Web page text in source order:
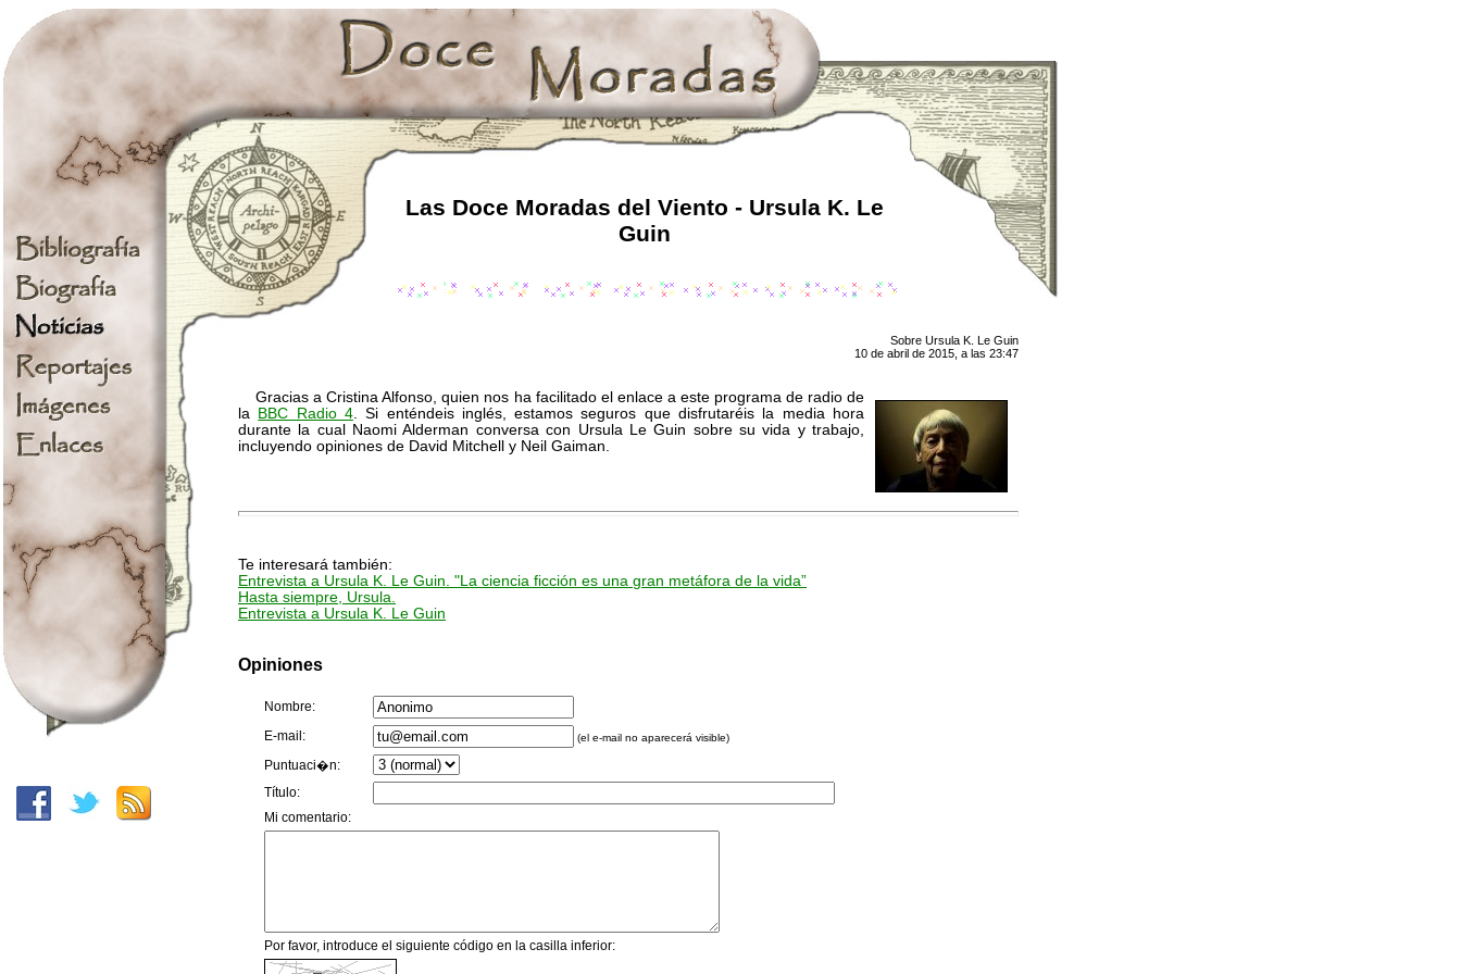
Las Doce Moradas del Viento - Ursula K. Le
Guin
Sobre Ursula K. Le Guin
10 de abril de 2015, a las 23:47
Gracias a Cristina Alfonso, quien nos ha facilitado el enlace a este programa de radio de
la BBC Radio 4. Si enténdeis inglés, estamos seguros que disfrutaréis la media hora
durante la cual Naomi Alderman conversa con Ursula Le Guin sobre su vida y trabajo,
incluyendo opiniones de David Mitchell y Neil Gaiman.
Te interesará también:
Entrevista a Ursula K. Le Guin. "La ciencia ficción es una gran metáfora de la vida”
Hasta siempre, Ursula.
Entrevista a Ursula K. Le Guin
Opiniones
Nombre:
E-mail: (el e-mail no aparecerá visible)
Puntuaci�n:
Título:
Mi comentario:
Por favor, introduce el siguiente código en la casilla inferior: